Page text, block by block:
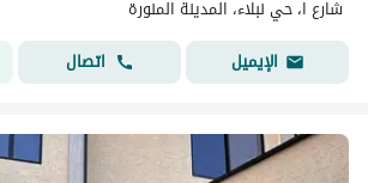
شارع ا، حي نبلاء، المدينة المنورة
الإيميل
اتصال